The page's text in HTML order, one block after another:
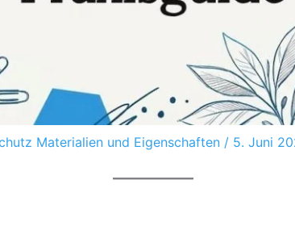
Materialien und Eigenschaften/ 5. Juni